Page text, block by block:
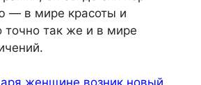
— в мире красоты и
точно так же и в мире